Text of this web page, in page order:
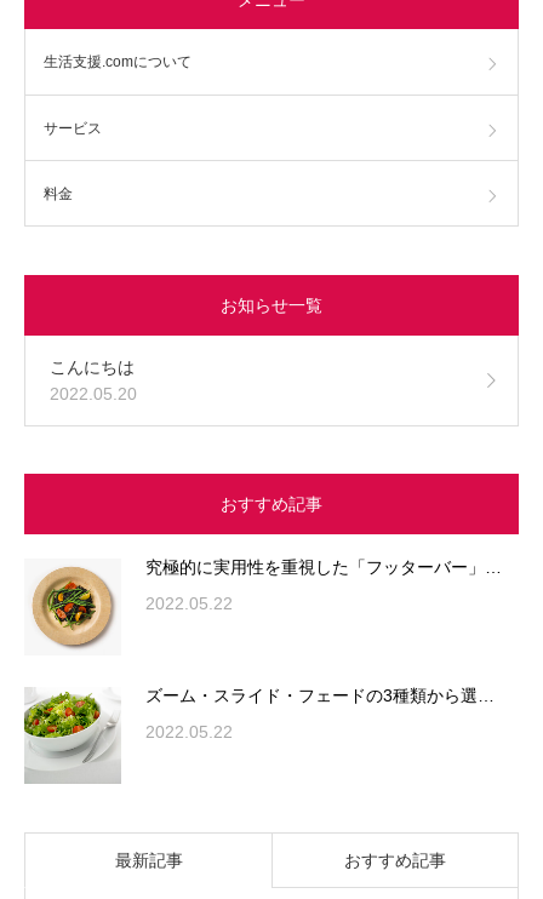
生活支援.comについて
サービス
料金
お知らせ一覧
こんにちは
2022.05.20
おすすめ記事
究極的に実用性を重視した「フッターバー」…
2022.05.22
ズーム・スライド・フェードの3種類から選…
2022.05.22
最新記事 おすすめ記事